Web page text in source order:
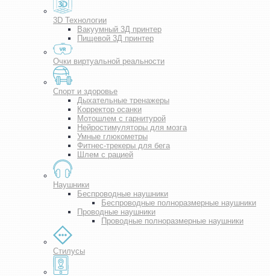
3D Технологии
Вакуумный 3Д принтер
Пищевой 3Д принтер
Очки виртуальной реальности
Спорт и здоровье
Дыхательные тренажеры
Корректор осанки
Мотошлем с гарнитурой
Нейростимуляторы для мозга
Умные глюкометры
Фитнес-трекеры для бега
Шлем с рацией
Наушники
Беспроводные наушники
Беспроводные полноразмерные наушники
Проводные наушники
Проводные полноразмерные наушники
Стилусы